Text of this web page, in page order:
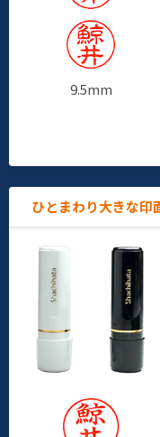
9.5mm
ひとまわり大きな印